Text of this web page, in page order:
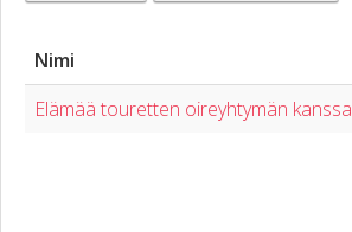
Nimi
Elämää touretten oireyhtymän kanssa